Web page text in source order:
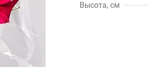
Высота, см